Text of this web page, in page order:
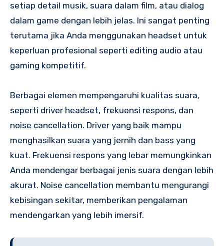
setiap detail musik, suara dalam film, atau dialog
dalam game dengan lebih jelas. Ini sangat penting
terutama jika Anda menggunakan headset untuk
keperluan profesional seperti editing audio atau
gaming kompetitif.
Berbagai elemen mempengaruhi kualitas suara,
seperti driver headset, frekuensi respons, dan
noise cancellation. Driver yang baik mampu
menghasilkan suara yang jernih dan bass yang
kuat. Frekuensi respons yang lebar memungkinkan
Anda mendengar berbagai jenis suara dengan lebih
akurat. Noise cancellation membantu mengurangi
kebisingan sekitar, memberikan pengalaman
mendengarkan yang lebih imersif.